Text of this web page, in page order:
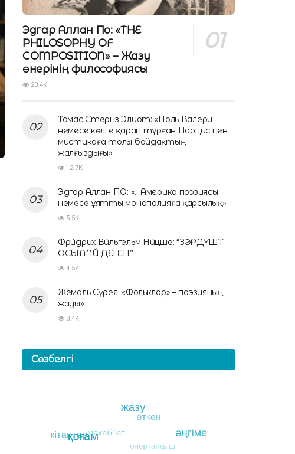
Эдгар Аллан По: «THE
PHILOSOPHY OF
COMPOSITION» – Жазу
өнерінің философиясы
23.4K
Томас Стернз Элиот: «Поль Валери
немесе көлге қарап тұрған Нарцис пен
мистикаға толы бойдақтың
жалғыздығы»
12.7K
Эдгар Аллан ПО: «…Америка поэзиясы
немесе ұятты монополияға қарсылық»
5.5K
Фри́дрих Ви́льгельм Ни́цше: “ЗӘРДҮШТ
ОСЫЛАЙ ДЕГЕН”
4.5K
Жемаль Сүрея: «Фольклор» – поэзияның
жауы»
3.4K
Сөзбелгі